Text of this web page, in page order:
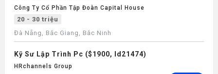
Công Ty Cổ Phần Tập Đoàn Capital House
20 - 30 triệu
Đà Nẵng, Bắc Giang, Bắc Ninh
Kỹ Sư Lập Trình Pc ($1900, Id21474)
HRchannels Group